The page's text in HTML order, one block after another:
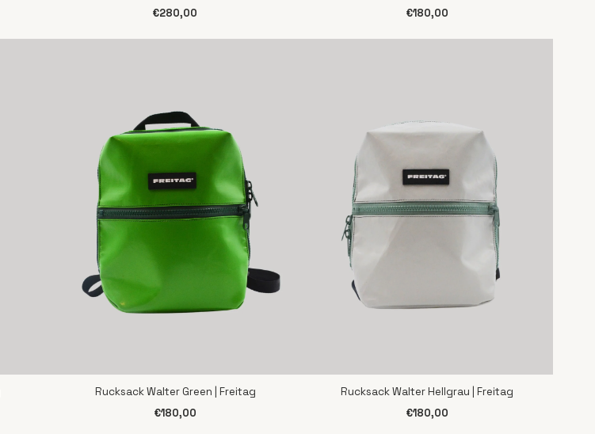
€280,00
€180,00
SCHNELLANSICHT
Rucksack Walter Green | Freitag
€180,00
SCHNELLANSICHT
Rucksack Walter Hellgrau | Freitag
€180,00